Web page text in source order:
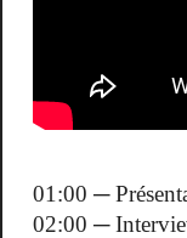
01:00 ─
02:00 ─